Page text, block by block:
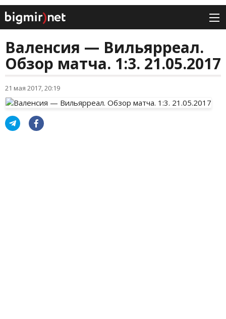
Валенсия — Вильярреал.
Обзор матча. 1:3. 21.05.2017
21 мая 2017, 20:19